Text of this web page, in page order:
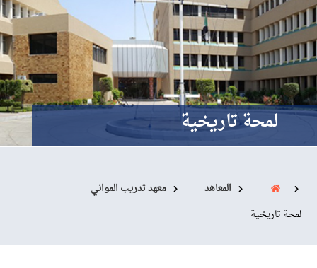
الدراسات الأكاديمية
طلبة الأكاديمية
البحث العلمي
التدريب والخدمة المجتمعية
الإستشارات
لمحة تاريخية
المعاهد
معهد تدريب المواني
لمحة تاريخية